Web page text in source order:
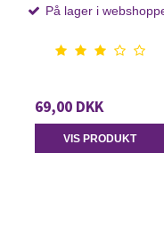
På lager i
69,00 DKK
VIS PRODUKT